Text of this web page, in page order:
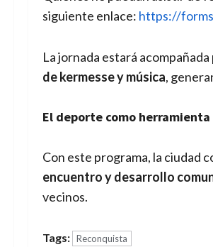
siguiente enlace: https://
La jornada estará
de kermesse y música,
El deporte como
Con este programa, la ciudad
encuentro y desarrollo
vecinos.
Tags: Reconquista